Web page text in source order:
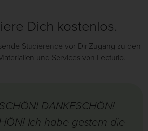
Dich kostenlos.
Studierende vor Dir Zugang zu den
und Services von Lecturio.
DANKESCHÖN!
Ich habe gestern die